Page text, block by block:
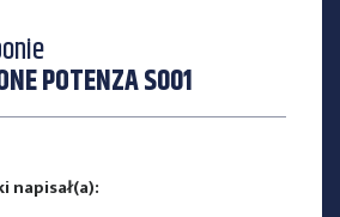
POTENZA S001
napisał(a):